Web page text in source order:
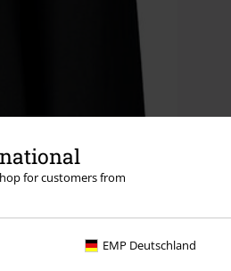
for customers from
EMP Deutschland